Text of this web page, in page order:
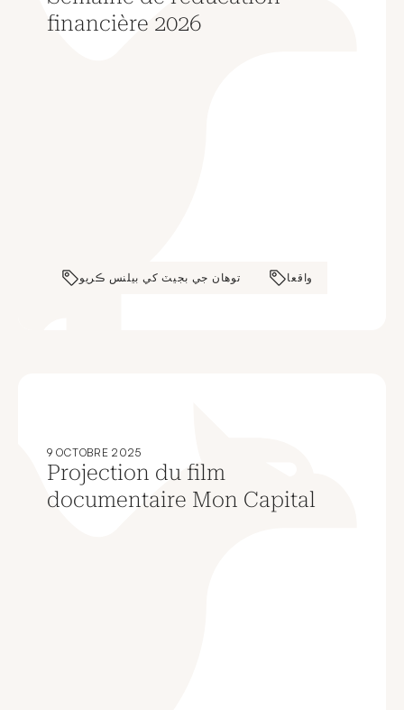
financière 2026
توهان جي بجيٽ کي بيلنس ڪريو واقعا
9 OCTOBRE 2025
Projection du film
documentaire Mon Capital